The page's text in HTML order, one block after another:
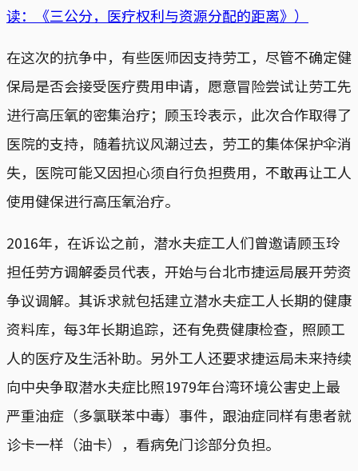
读：《三公分，医疗权利与资源分配的距离》）
在这次的抗争中，有些医师因支持劳工，尽管不确定健
保局是否会接受医疗费用申请，愿意冒险尝试让劳工先
进行高压氧的密集治疗；顾玉玲表示，此次合作取得了
医院的支持，随着抗议风潮过去，劳工的集体保护伞消
失，医院可能又因担心须自行负担费用，不敢再让工人
使用健保进行高压氧治疗。
2016年，在诉讼之前，潜水夫症工人们曾邀请顾玉玲
担任劳方调解委员代表，开始与台北市捷运局展开劳资
争议调解。其诉求就包括建立潜水夫症工人长期的健康
资料库，每3年长期追踪，还有免费健康检查，照顾工
人的医疗及生活补助。另外工人还要求捷运局未来持续
向中央争取潜水夫症比照1979年台湾环境公害史上最
严重油症（多氯联苯中毒）事件，跟油症同样有患者就
诊卡一样（油卡），看病免门诊部分负担。